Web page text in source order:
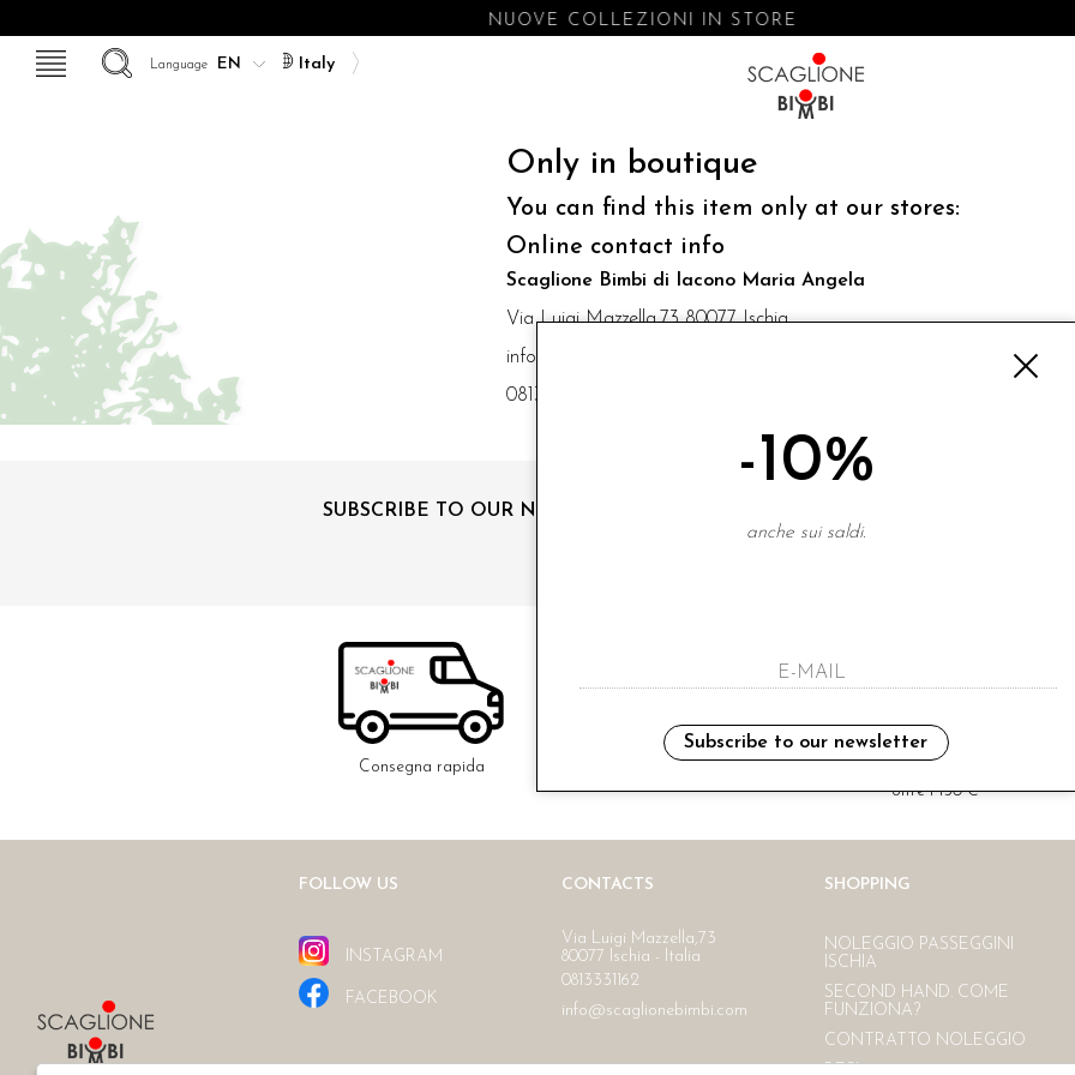
NUOVE COLLEZIONI IN STORE
Italy
Language
Only in boutique
You can find this item only at our stores:
Online contact info
Scaglione Bimbi di Iacono Maria Angela
Via Luigi Mazzella,73 80077 Ischia
info@scaglionebimbi.com
0813331162
SUBSCRIBE TO OUR NEWSLETTER
Consegna rapida
oltre i 150 €
FOLLOW US
INSTAGRAM
FACEBOOK
CONTACTS
Via Luigi Mazzella,73
80077 Ischia - Italia
0813331162
info@scaglionebimbi.com
SHOPPING
NOLEGGIO PASSEGGINI
ISCHIA
SECOND HAND. COME
FUNZIONA?
CONTRATTO NOLEGGIO
-10%
anche sui saldi.
Subscribe to our newsletter